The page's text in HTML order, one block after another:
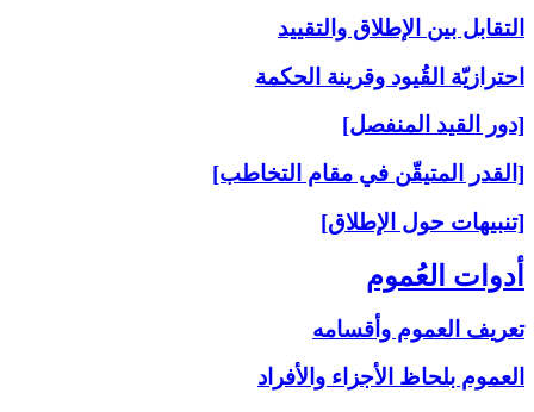
التقابل بين الإطلاق والتقييد
احترازيّة القُيود وقرينة الحكمة
[دور القيد المنفصل]
[القدر المتيقّن في مقام التخاطب]
[تنبيهات حول الإطلاق]
أدوات العُموم
تعريف العموم وأقسامه
العموم بلحاظ الأجزاء والأفراد